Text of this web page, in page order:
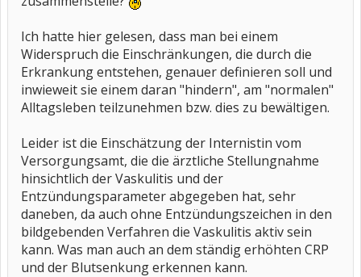
Ich hatte hier gelesen, dass man bei einem
Widerspruch die Einschränkungen, die durch die
Erkrankung entstehen, genauer definieren soll und
inwieweit sie einem daran "hindern", am "normalen"
Alltagsleben teilzunehmen bzw. dies zu bewältigen.
Leider ist die Einschätzung der Internistin vom
Versorgungsamt, die die ärztliche Stellungnahme
hinsichtlich der Vaskulitis und der
Entzündungsparameter abgegeben hat, sehr
daneben, da auch ohne Entzündungszeichen in den
bildgebenden Verfahren die Vaskulitis aktiv sein
kann. Was man auch an dem ständig erhöhten CRP
und der Blutsenkung erkennen kann.